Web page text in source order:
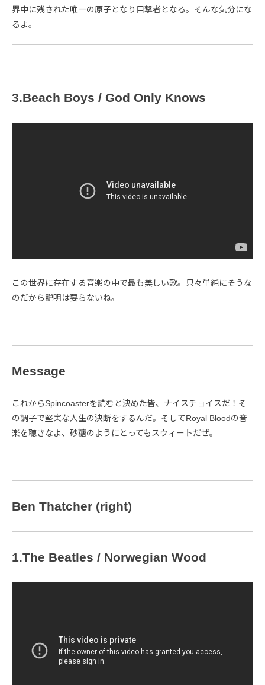
界中に残された唯一の原子となり目撃者となる。そんな気分にな
るよ。
3.Beach Boys / God Only Knows
この世界に存在する音楽の中で最も美しい歌。只々単純にそうな
のだから説明は要らないね。
Message
これからSpincoasterを読むと決めた皆、ナイスチョイスだ！そ
の調子で堅実な人生の決断をするんだ。そしてRoyal Bloodの音
楽を聴きなよ、砂糖のようにとってもスウィートだぜ。
Ben Thatcher (right)
1.The Beatles / Norwegian Wood